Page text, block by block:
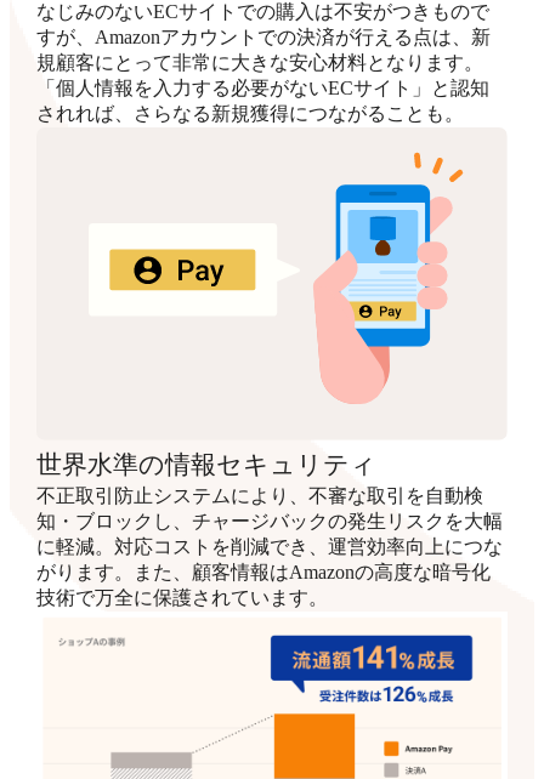
なじみのないECサイトでの購入は不安がつきもので
すが、Amazonアカウントでの決済が行える点は、新
規顧客にとって非常に大きな安心材料となります。
「個人情報を入力する必要がないECサイト」と認知
されれば、さらなる新規獲得につながることも。
世界水準の情報セキュリティ
不正取引防止システムにより、不審な取引を自動検
知・ブロックし、チャージバックの発生リスクを大幅
に軽減。対応コストを削減でき、運営効率向上につな
がります。また、顧客情報はAmazonの高度な暗号化
技術で万全に保護されています。